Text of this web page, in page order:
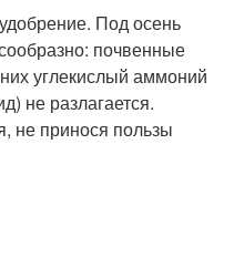
Под осень
почвенные
углекислый аммоний
не разлагается.
не принося пользы